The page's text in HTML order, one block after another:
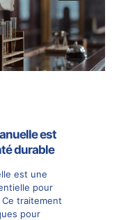
est
durable
est une
pour
traitement
pour